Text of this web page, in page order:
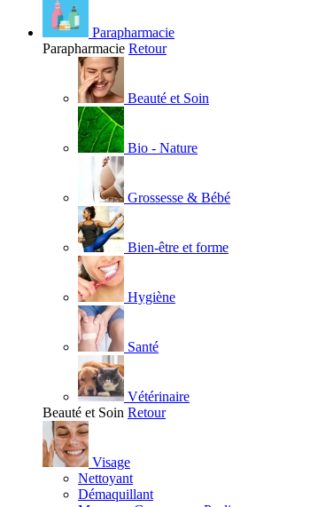
Parapharmacie
Parapharmacie Retour
Beauté et Soin
Bio - Nature
Grossesse & Bébé
Bien-être et forme
Hygiène
Santé
Vétérinaire
Beauté et Soin Retour
Visage
Nettoyant
Démaquillant